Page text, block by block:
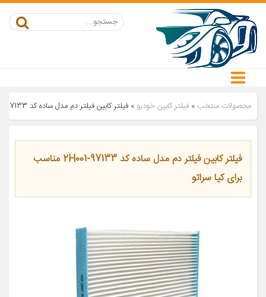
محصولات منتخب » فیلتر کابین خودرو » فیلتر کابین فیلتر دم مدل ساده کد 97133-2H001 مناسب برای کیا سراتو
فیلتر کابین فیلتر دم مدل ساده کد 97133-2H001 مناسب
برای کیا سراتو